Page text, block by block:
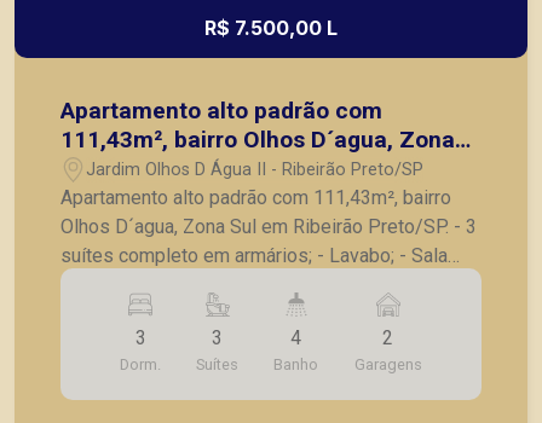
R$ 7.500,00 L
Apartamento alto padrão com
111,43m², bairro Olhos D´agua, Zona
Sul em Ribeirão Preto/SP.
Jardim Olhos D Água II - Ribeirão Preto/SP
Apartamento alto padrão com 111,43m², bairro
Olhos D´agua, Zona Sul em Ribeirão Preto/SP. - 3
suítes completo em armários; - Lavabo; - Sala
para 2 ambientes; - Sacada; - Cozinha planejada; -
Lavanderia; - 2 vagas de garagem. A Piramid tem
como objetivo atender seus clientes com
agilidade e segurança, em locação, vendas de
imóveis prontos, usados ou mesmo nos
3
Dorm.
3
Suítes
4
Banho
2
Garagens